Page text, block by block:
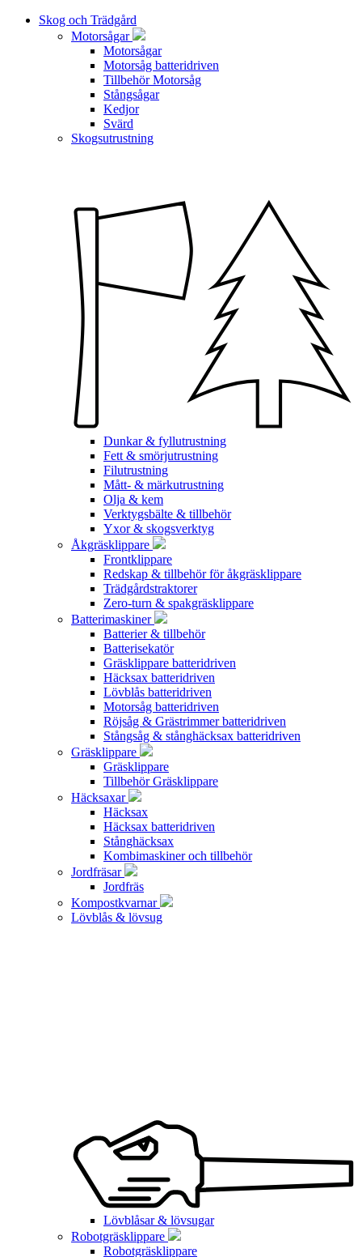
Skog och Trädgård
Motorsågar
Motorsågar
Motorsåg batteridriven
Tillbehör Motorsåg
Stångsågar
Kedjor
Svärd
Skogsutrustning
Dunkar & fyllutrustning
Fett & smörjutrustning
Filutrustning
Mått- & märkutrustning
Olja & kem
Verktygsbälte & tillbehör
Yxor & skogsverktyg
Åkgräsklippare
Frontklippare
Redskap & tillbehör för åkgräsklippare
Trädgårdstraktorer
Zero-turn & spakgräsklippare
Batterimaskiner
Batterier & tillbehör
Batterisekatör
Gräsklippare batteridriven
Häcksax batteridriven
Lövblås batteridriven
Motorsåg batteridriven
Röjsåg & Grästrimmer batteridriven
Stångsåg & stånghäcksax batteridriven
Gräsklippare
Gräsklippare
Tillbehör Gräsklippare
Häcksaxar
Häcksax
Häcksax batteridriven
Stånghäcksax
Kombimaskiner och tillbehör
Jordfräsar
Jordfräs
Kompostkvarnar
Lövblås & lövsug
Lövblåsar & lövsugar
Robotgräsklippare
Robotgräsklippare